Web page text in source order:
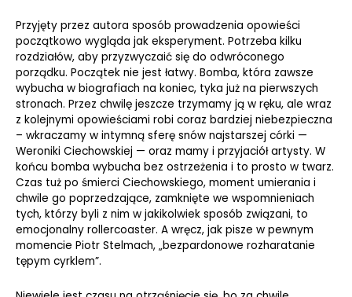
Przyjęty przez autora sposób prowadzenia opowieści
początkowo wygląda jak eksperyment. Potrzeba kilku
rozdziałów, aby przyzwyczaić się do odwróconego
porządku. Początek nie jest łatwy. Bomba, która zawsze
wybucha w biografiach na koniec, tyka już na pierwszych
stronach. Przez chwilę jeszcze trzymamy ją w ręku, ale wraz
z kolejnymi opowieściami robi coraz bardziej niebezpieczna
– wkraczamy w intymną sferę snów najstarszej córki —
Weroniki Ciechowskiej — oraz mamy i przyjaciół artysty. W
końcu bomba wybucha bez ostrzeżenia i to prosto w twarz.
Czas tuż po śmierci Ciechowskiego, moment umierania i
chwile go poprzedzające, zamknięte we wspomnieniach
tych, którzy byli z nim w jakikolwiek sposób związani, to
emocjonalny rollercoaster. A wręcz, jak pisze w pewnym
momencie Piotr Stelmach, „bezpardonowe rozharatanie
tępym cyrklem”.